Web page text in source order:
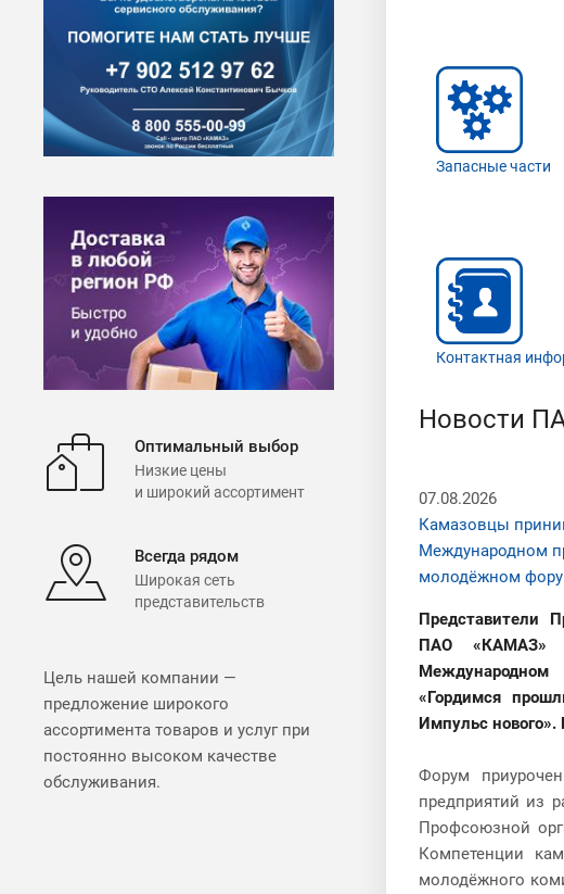
Запасные части
Контактная
Новости
07.08.2026
Камазовцы
Международном
молодёжном
Представители
ПАО «КАМАЗ»
«Гордимся
Импульс нового».
Форум
предприятий из
Профсоюзной
Компетенции
молодёжного
Оптимальный выбор
Низкие цены
и широкий ассортимент
Всегда рядом
Широкая сеть
представительств
Цель нашей компании —
предложение широкого
ассортимента товаров и услуг при
постоянно высоком качестве
обслуживания.